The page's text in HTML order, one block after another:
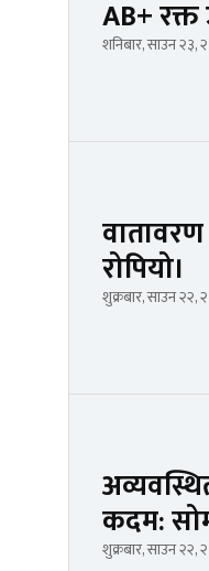
AB+
शनिबार, साउन २३,
रोपियो।
शुक्रबार, साउन २२,
कदम:
शुक्रबार, साउन २२,